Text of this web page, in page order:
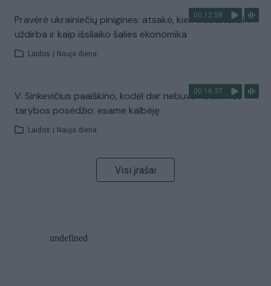
00:12:58
Pravėrė ukrainiečių pinigines: atsakė, kiek vidutiniškai
uždirba ir kaip išsilaiko šalies ekonomika
Laidos Nauja diena
00:16:37
V. Sinkevičius paaiškino, kodėl dar nebuvo Koalicinės
tarybos posėdžio: esame kalbėję
Laidos Nauja diena
Visi įrašai